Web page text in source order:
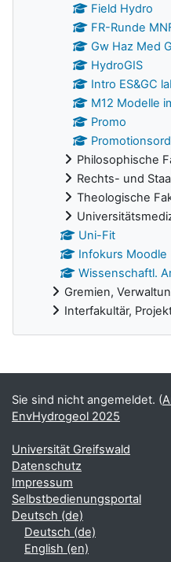
Field Hydro
FR-Runde
Gw Haz Med
HydroGIS
Intro ES&GC
M12 Modelle
Promo
Philosophische
Rechts- und
Theologische
Uni-Fit
Infokurs Moodle
Wissenschaftl.
Gremien,
Interfakultär,
Ergänzungsblöcke
Sie sind nicht angemeldet. (
EnvHydrogeol 2025
Universität Greifswald
Datenschutz
Impressum
Selbstbedienungsportal
Deutsch ‎(de)‎
Deutsch ‎(de)‎
English ‎(en)‎